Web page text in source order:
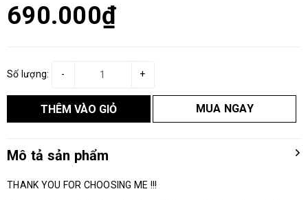
690.000₫
Số lượng: +
-
THÊM VÀO GIỎ MUA NGAY
Mô tả sản phẩm
THANK YOU FOR CHOOSING ME !!!